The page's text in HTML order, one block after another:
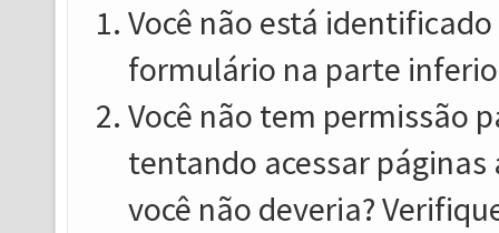
Você não está
formulário na parte
Você não tem permissão
tentando acessar
você não deveria?